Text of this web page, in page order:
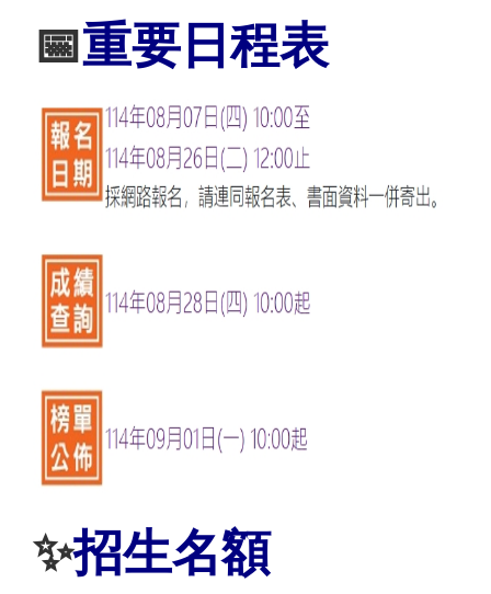
📅重要日程表
✨招生名額